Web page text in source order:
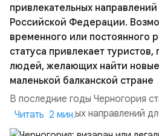
привлекательных
Российской Федерации.
временного или постоянного
статуса привлекает
людей, желающих найти
маленькой балканской стране
В последние годы Черногория
привлекательных направлений
Российской Федерации.
Читать 2 мин.